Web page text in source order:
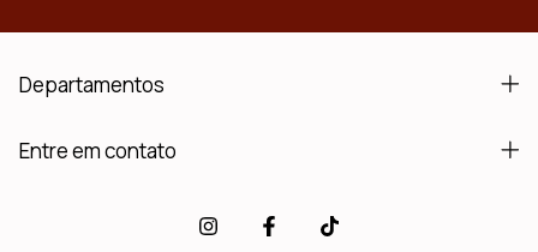
Departamentos
Entre em contato